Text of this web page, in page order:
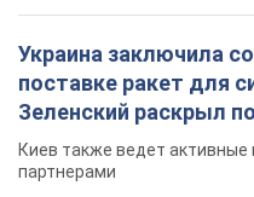
В Германии
ремонтируют
Служба охраны
2 часа назад